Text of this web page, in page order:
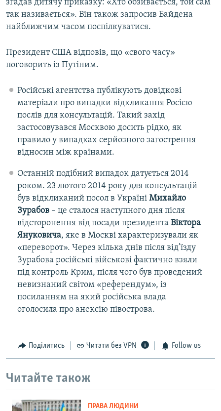
згадав дитячу приказку: «Хто обзивається, той сам
так називається». Він також запросив Байдена
найближчим часом поспілкуватися.
Президент США відповів, що «свого часу»
поговорить із Путіним.
Російські агентства публікують довідкові
матеріали про випадки відкликання Росією
послів для консультацій. Такий захід
застосовувався Москвою досить рідко, як
правило у випадках серйозного загострення
відносин між країнами.
Останній подібний випадок датується 2014
роком. 23 лютого 2014 року для консультацій
був відкликаний посол в Україні Михайло
Зурабов– це сталося наступного дня після
відсторонення від посади президента Віктора
Януковича, яке в Москві характеризували як
«переворот». Через кілька днів після від’їзду
Зурабова російські військові фактично взяли
під контроль Крим, після чого був проведений
невизнаний світом «референдум», із
посиланням на який російська влада
оголосила про анексію півострова.
Поділитись Читати без VPN Follow us
Читайте також
ПРАВА ЛЮДИНИ